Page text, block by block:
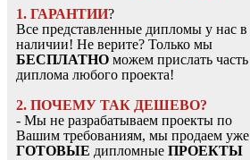
1. ГАРАНТИИ?
Все представленные дипломы у нас в
наличии! Не верите? Только мы
БЕСПЛАТНО можем прислать часть
диплома любого проекта!
2. ПОЧЕМУ ТАК ДЕШЕВО?
- Мы не разрабатываем проекты по
Вашим требованиям, мы продаем уже
ГОТОВЫЕ дипломные ПРОЕКТЫ